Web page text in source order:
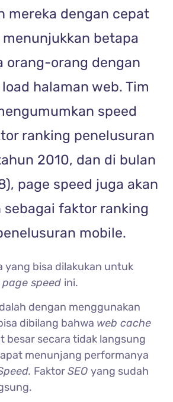
mereka dengan cepat
betapa
orang-orang dengan
halaman web. Tim
speed
ranking penelusuran
2010, dan di bulan
page speed juga akan
faktor ranking
mobile.
yang bisa dilakukan untuk
page speed ini.
dengan menggunakan
dibilang bahwa web cache
besar secara tidak langsung
menunjang performanya
FaktorSEOyang sudah